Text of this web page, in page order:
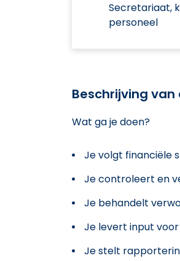
Secretariaat,
personeel
Beschrijving
Wat ga je doen?
Je volgt financiële
Je controleert en
Je behandelt
Je levert input
Je stelt